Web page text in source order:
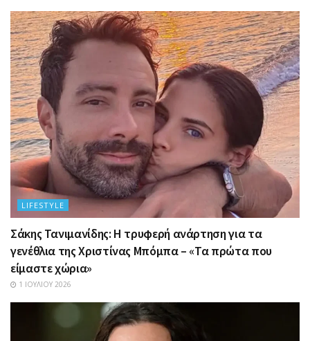
LIFESTYLE
Σάκης Τανιμανίδης: Η τρυφερή ανάρτηση για τα
γενέθλια της Χριστίνας Μπόμπα – «Τα πρώτα που
είμαστε χώρια»
1 ΙΟΥΛΊΟΥ 2026